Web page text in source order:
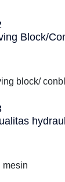
Block/
block/
mesin